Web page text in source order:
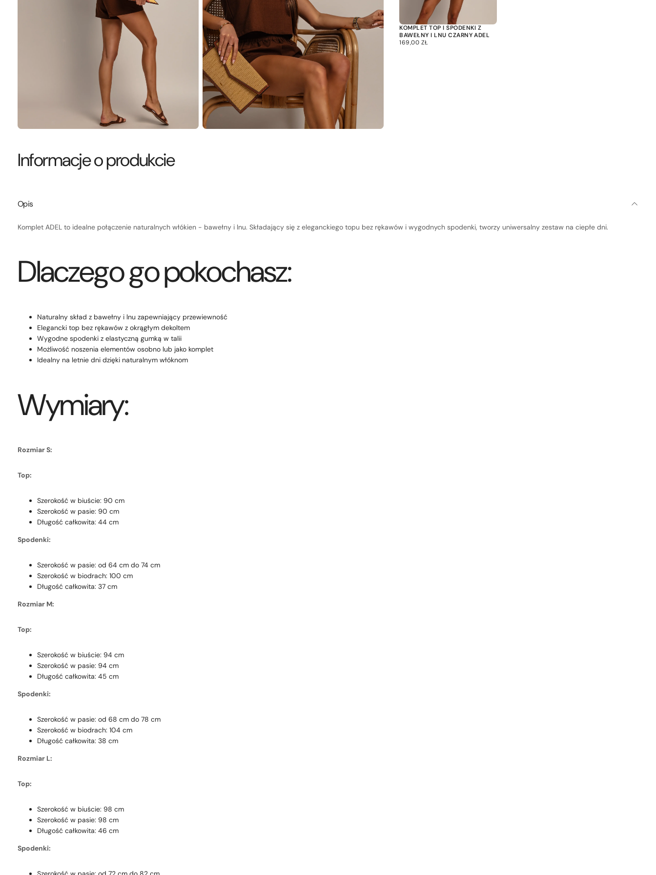
KOMPLET TOP I SPODENKI Z
BAWEŁNY I LNU CZARNY ADEL
169,00
CENA
169,00 ZŁ
Informacje o produkcie
Opis
Komplet ADEL to idealne połączenie naturalnych włókien - bawełny i lnu. Składający się z eleganckiego topu bez rękawów i wygodnych spodenki, tworzy uniwersalny zestaw na ciepłe dni.
Dlaczego go pokochasz:
Naturalny skład z bawełny i lnu zapewniający przewiewność
Elegancki top bez rękawów z okrągłym dekoltem
Wygodne spodenki z elastyczną gumką w talii
Możliwość noszenia elementów osobno lub jako komplet
Idealny na letnie dni dzięki naturalnym włóknom
Wymiary:
Rozmiar S:
Top:
Szerokość w biuście: 90 cm
Szerokość w pasie: 90 cm
Długość całkowita: 44 cm
Spodenki:
Szerokość w pasie: od 64 cm do 74 cm
Szerokość w biodrach: 100 cm
Długość całkowita: 37 cm
Rozmiar M:
Top:
Szerokość w biuście: 94 cm
Szerokość w pasie: 94 cm
Długość całkowita: 45 cm
Spodenki:
Szerokość w pasie: od 68 cm do 78 cm
Szerokość w biodrach: 104 cm
Długość całkowita: 38 cm
Rozmiar L:
Top:
Szerokość w biuście: 98 cm
Szerokość w pasie: 98 cm
Długość całkowita: 46 cm
Spodenki: